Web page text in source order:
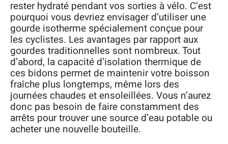
rester hydraté pendant vos sorties à vélo. C’est
pourquoi vous devriez envisager d’utiliser une
gourde isotherme spécialement conçue pour
les cyclistes. Les avantages par rapport aux
gourdes traditionnelles sont nombreux. Tout
d’abord, la capacité d’isolation thermique de
ces bidons permet de maintenir votre boisson
fraîche plus longtemps, même lors des
journées chaudes et ensoleillées. Vous n’aurez
donc pas besoin de faire constamment des
arrêts pour trouver une source d’eau potable ou
acheter une nouvelle bouteille.